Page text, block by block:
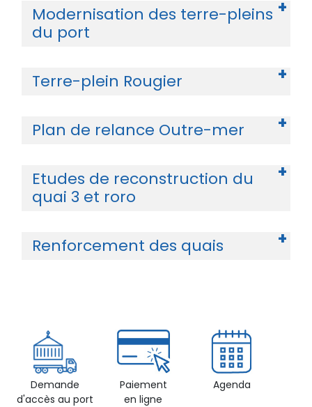
Modernisation des terre-pleins
du port
Terre-plein Rougier
Plan de relance Outre-mer
Etudes de reconstruction du
quai 3 et roro
Renforcement des quais
Demande
d'accès au port
Paiement
en ligne
Agenda